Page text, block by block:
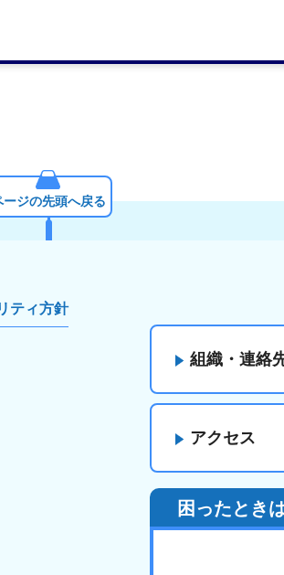
ージの先頭へ戻る
ティ方針
組織・連絡
アクセス
困ったとき